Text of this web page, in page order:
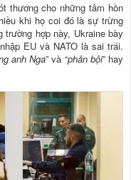
thương cho những tâm hồn
khi họ coi đó là sự trừng
trường hợp này, Ukraine bày
EU và NATO là sai trái.
anh Nga” và “phản bội” hay